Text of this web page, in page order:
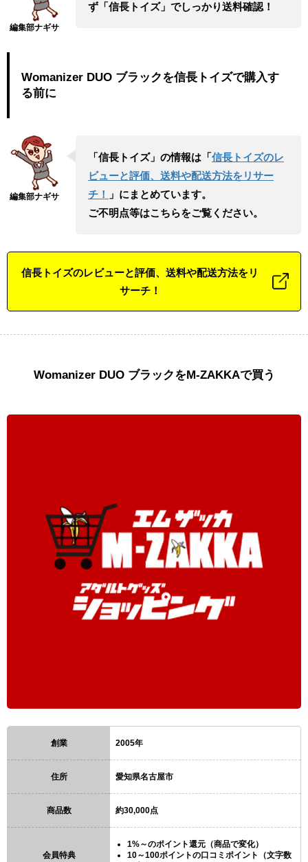
ず「信長トイズ」でしっかり送料確認！
Womanizer DUO ブラックを信長トイズで購入す
る前に
「信長トイズ」の情報は「信長トイズのレ
ビューと評価、送料や配送方法をリサー
チ！
」にまとめています。
ご不明点等はこちらをご覧ください。
信長トイズのレビューと評価、送料や配送方法をリ
サーチ！
Womanizer DUO ブラックをM-ZAKKAで買う
創業 2005年
住所 愛知県名古屋市
商品数 約30,000点
会員特典
1%～のポイント還元（商品で変化）
10～100ポイントの口コミポイント（文字数